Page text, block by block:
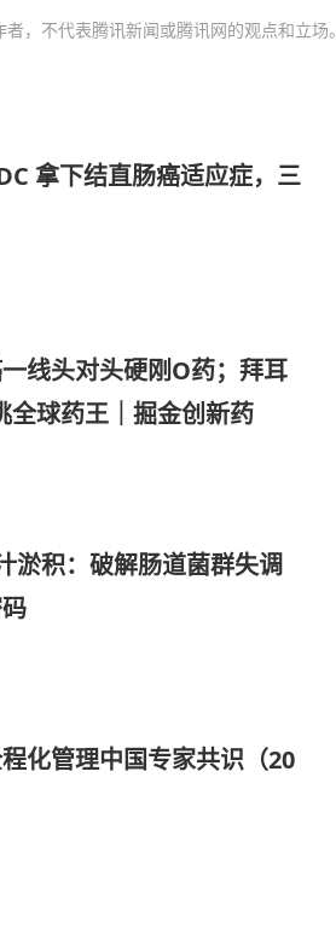
，不代表腾讯新闻或腾讯网的观点和立场。
拿下结直肠癌适应症，三
线头对头硬刚O药；拜耳
全球药王｜掘金创新药
积：破解肠道菌群失调
化管理中国专家共识（20